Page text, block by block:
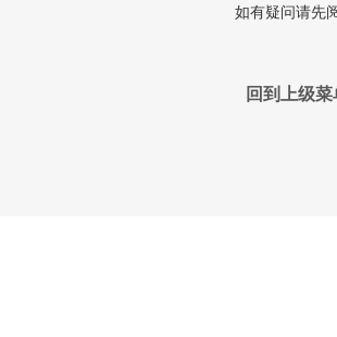
如有疑问请先
回到上级